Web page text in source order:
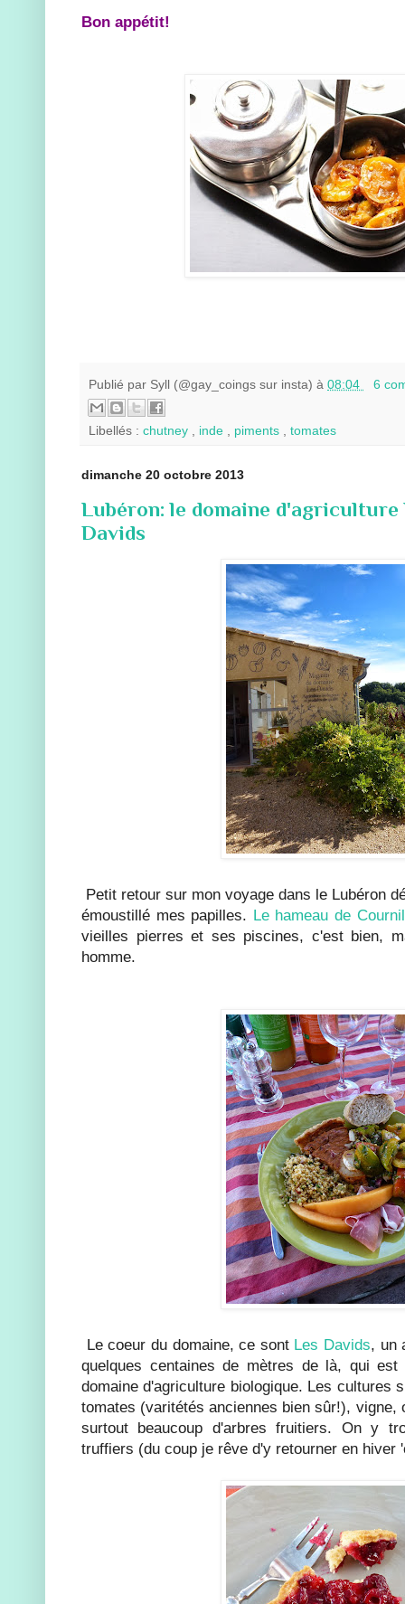
Bon appétit!
Publié par Syll (@gay_coings sur insta) à 08:04 6
Libellés : chutney , inde , piments , tomates
dimanche 20 octobre 2013
Lubéron: le domaine d'agriculture
Davids
Petit retour sur mon voyage dans le Lubéron
émoustillé mes papilles. Le hameau de
vieilles pierres et ses piscines, c'est bien,
homme.
Le coeur du domaine, ce sont Les Davids, un
quelques centaines de mètres de là, qui est
domaine d'agriculture biologique. Les cultures
tomates (varitétés anciennes bien sûr!), vigne,
surtout beaucoup d'arbres fruitiers. On y
truffiers (du coup je rêve d'y retourner en hiver